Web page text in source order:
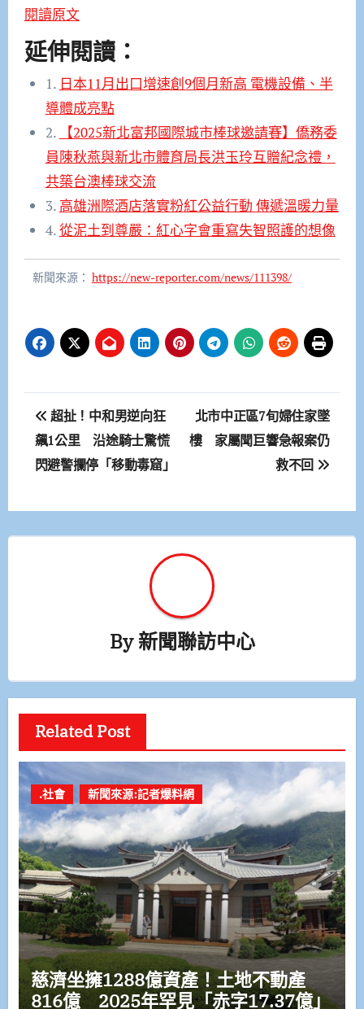
閱讀原文
延伸閱讀：
1. 日本11月出口增速創9個月新高 電機設備、半
導體成亮點
2.
【2025新北富邦國際城市棒球邀請賽】僑務委
員陳秋燕與新北市體育局長洪玉玲互贈紀念禮，
共築台澳棒球交流
3. 高雄洲際酒店落實粉紅公益行動 傳遞溫暖力量
4.從泥土到尊嚴：紅心字會重寫失智照護的想像
新聞來源： https://new-reporter.com/news/111398/
文
章
導
覽
超扯！中和男逆向狂
飆1公里 沿途騎士驚慌
閃避警攔停「移動毒窟」
北市中正區7旬婦住家墜
樓 家屬聞巨響急報案仍
救不回
By新聞聯訪中心
Related Post
.社會 新聞來源:記者爆料網
慈濟坐擁1288億資產！土地不動產
816億 2025年罕見「赤字17.37億」